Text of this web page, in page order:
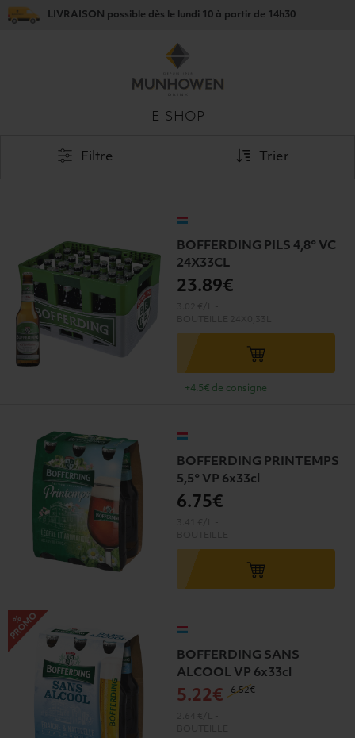
LIVRAISON possible dès le lundi 10 à partir de 14h30
E-SHOP
Filtre Trier
BOFFERDING PILS 4,8° VC
24X33CL
23.89€
+4.5€ de consigne
BOFFERDING PRINTEMPS
5,5° VP 6x33cl
6.75€
BOFFERDING SANS
ALCOOL VP 6x33cl
5.22€ 6.52€